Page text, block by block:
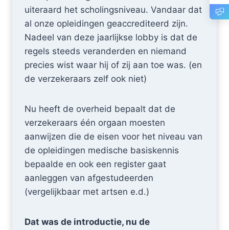
uiteraard het scholingsniveau. Vandaar dat
al onze opleidingen geaccrediteerd zijn.
Nadeel van deze jaarlijkse lobby is dat de
regels steeds veranderden en niemand
precies wist waar hij of zij aan toe was. (en
de verzekeraars zelf ook niet)
Nu heeft de overheid bepaalt dat de
verzekeraars één orgaan moesten
aanwijzen die de eisen voor het niveau van
de opleidingen medische basiskennis
bepaalde en ook een register gaat
aanleggen van afgestudeerden
(vergelijkbaar met artsen e.d.)
Dat was de introductie, nu de